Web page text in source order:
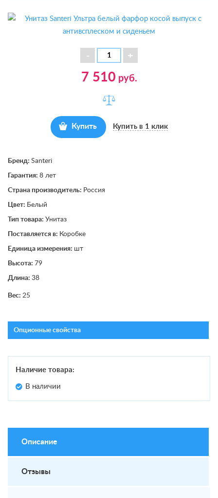
7 510 руб.
Купить Купить в 1 клик
Бренд: Santeri
Гарантия: 8 лет
Страна производитель: Россия
Цвет: Белый
Тип товара: Унитаз
Поставляется в: Коробке
Единица измерения: шт
Высота: 79
Длина: 38
Вес: 25
Опционные свойства
Наличие товара:
В наличии
Описание
Отзывы